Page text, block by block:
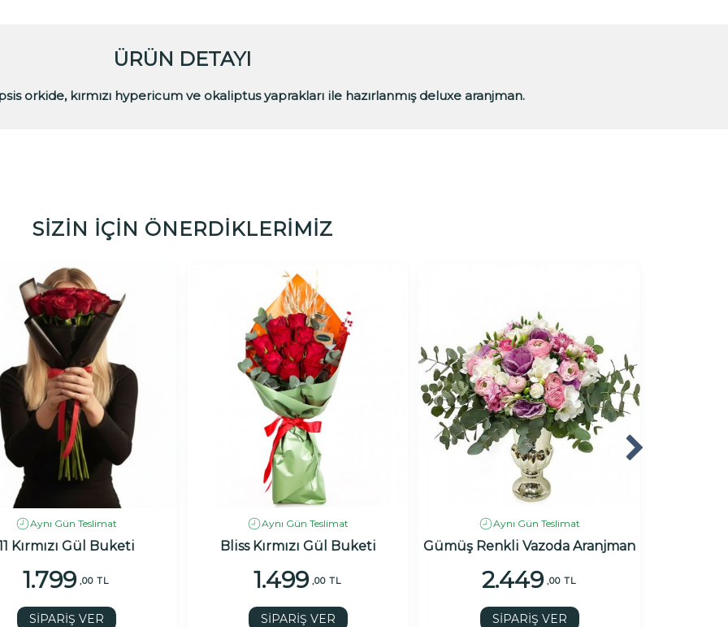
ÜRÜN DETAYI
orkide, kırmızı hypericum ve okaliptus yaprakları ile hazırlanmış deluxe aranjman.
SİZİN İÇİN ÖNERDİKLERİMİZ
Aynı Gün Teslimat
Kırmızı Gül Buketi
1.799 ,00 TL
SİPARİŞ VER
Aynı Gün Teslimat
Bliss Kırmızı Gül Buketi
1.499 ,00 TL
SİPARİŞ VER
Aynı Gün Teslimat
Gümüş Renkli Vazoda Aranjman
2.449 ,00 TL
SİPARİŞ VER